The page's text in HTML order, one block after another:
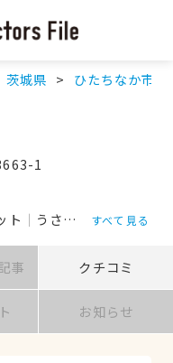
茨城県 ひたちなか市
1
ト うさぎ 鳥類
すべて見る
事 クチコミ
お知らせ